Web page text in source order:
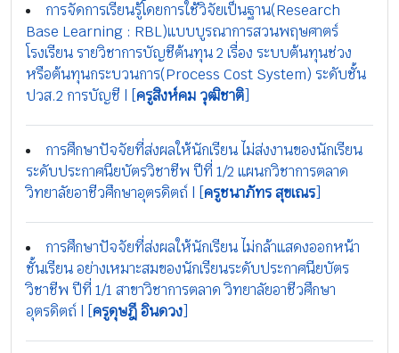
การจัดการเรียนรู้โดยการใช้วิจัยเป็นฐาน(Research
Base Learning : RBL)แบบบูรณาการสวนพฤษศาตร์
โรงเรียน รายวิชาการบัญชีต้นทุน 2 เรื่อง ระบบต้นทุนช่วง
หรือต้นทุนกระบวนการ(Process Cost System) ระดับชั้น
ปวส.2 การบัญชี | [ ครูสิงห์คม วุฒิชาติ
การศึกษาปัจจัยที่ส่งผลให้นักเรียน ไม่ส่งงานของนักเรียน
ระดับประกาศนียบัตรวิชาชีพ ปีที่ 1/2 แผนกวิชาการตลาด
วิทยาลัยอาชีวศึกษาอุตรดิตถ์ | [ ครูชนาภัทร สุขเณร
การศึกษาปัจจัยที่ส่งผลให้นักเรียน ไม่กล้าแสดงออกหน้า
ชั้นเรียน อย่างเหมาะสมของนักเรียนระดับประกาศนียบัตร
วิชาชีพ ปีที่ 1/1 สาขาวิชาการตลาด วิทยาลัยอาชีวศึกษา
อุตรดิตถ์ | [ ครูดุษฎี อินดวง